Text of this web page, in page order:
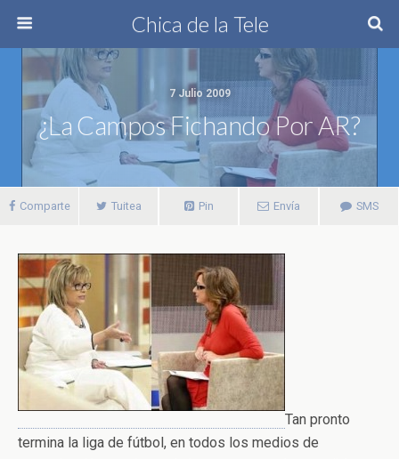
Chica de la Tele
7 Julio 2009
¿La Campos Fichando Por AR?
Comparte Tuitea Pin Envía SMS
Tan pronto
termina la liga de fútbol, en todos los medios de